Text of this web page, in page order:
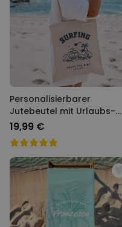
Personalisierbarer
Jutebeutel mit Urlaubs-
Illustration
19,99 €